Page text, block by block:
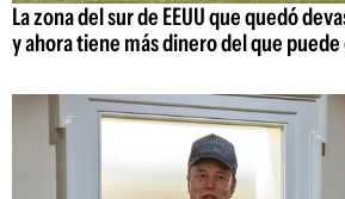
La zona del sur de EEUU que quedó
y ahora tiene más dinero del que